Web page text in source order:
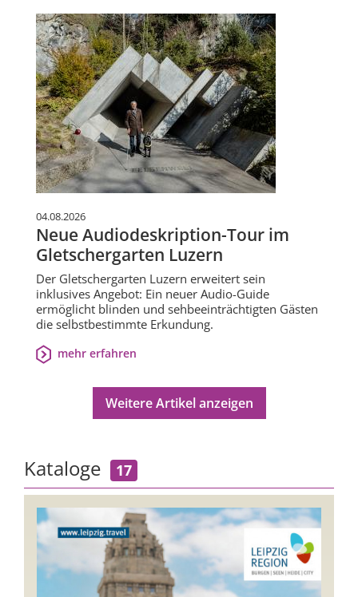
04.08.2026
Neue Audiodeskription-Tour im
Gletschergarten Luzern
Der Gletschergarten Luzern erweitert sein
inklusives Angebot: Ein neuer Audio-Guide
ermöglicht blinden und sehbeeinträchtigten Gästen
die selbstbestimmte Erkundung.
mehr erfahren
Weitere Artikel anzeigen
Kataloge 17